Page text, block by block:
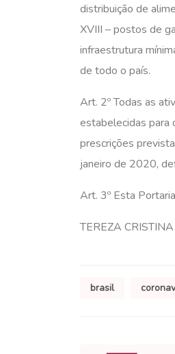
distribuição de
XVIII – postos de
infraestrutura
de todo o país.
Art. 2º Todas as
estabelecidas para
prescrições
janeiro de 2020,
Art. 3º Esta
TEREZA
brasil